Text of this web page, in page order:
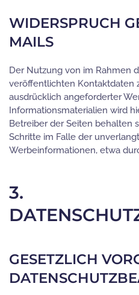
WIDERSPRUCH
MAILS
Der Nutzung von im Rahmen
veröffentlichten Kontaktdaten
ausdrücklich angeforderter
Informationsmaterialien wird
Betreiber der Seiten behalten
Schritte im Falle der
Werbeinformationen, etwa
3.
GESETZLICH